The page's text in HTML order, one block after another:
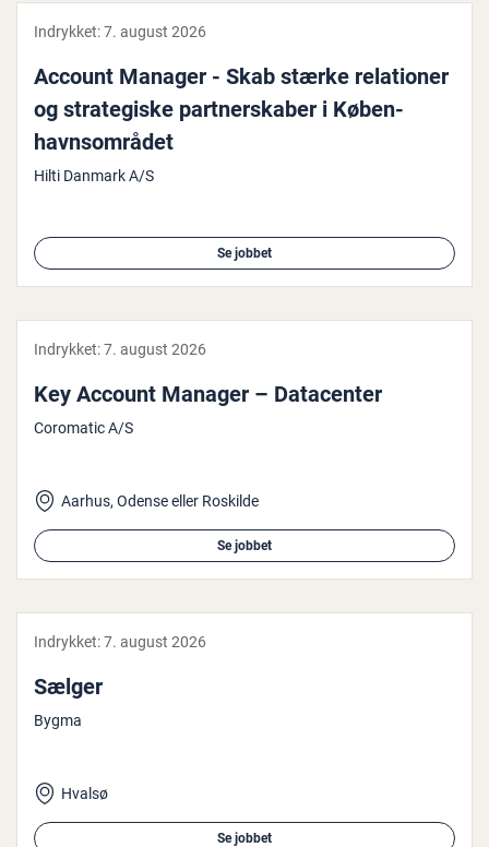
Indrykket:7. august 2026
Account Manager - Skab stærke re­la­tio­ner
og stra­te­gi­ske part­ner­ska­ber i Kø­ben­
havns­om­rå­det
Hilti Danmark A/S
Se jobbet
Indrykket:7. august 2026
Key Account Manager – Da­ta­cen­ter
Coromatic A/S
Aarhus, Odense eller Roskilde
Se jobbet
Indrykket:7. august 2026
Sælger
Bygma
Hvalsø
Se jobbet